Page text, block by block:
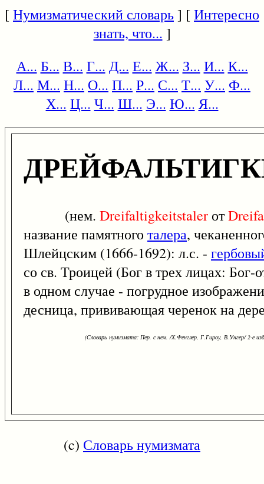
[Нумизматический словарь] [Интересно
знать, что... ]
А... Б... В... Г... Д... Е... Ж... З... И... К...
Л... М... Н... О... П... Р... С... Т... У... Ф...
Х... Ц... Ч... Ш... Э... Ю... Я...
(нем. Dreifaltigkeitstaler от
название памятного талера,
Шлейцским (1666-1692): л.с. -
со св. Троицей (Бог в трех лицах:
в одном случае - погрудное
десница, прививающая черенок на
(Словарь нумизмата: Пер. с нем. /Х.Фенглер, Г.Гироу, В.Унгер/ 2-е
(c) Словарь нумизмата